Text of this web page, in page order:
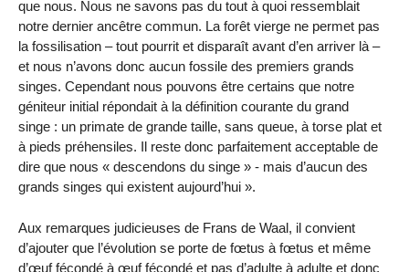
que nous. Nous ne savons pas du tout à quoi ressemblait
notre dernier ancêtre commun. La forêt vierge ne permet pas
la fossilisation – tout pourrit et disparaît avant d’en arriver là –
et nous n’avons donc aucun fossile des premiers grands
singes. Cependant nous pouvons être certains que notre
géniteur initial répondait à la définition courante du grand
singe : un primate de grande taille, sans queue, à torse plat et
à pieds préhensiles. Il reste donc parfaitement acceptable de
dire que nous « descendons du singe » - mais d’aucun des
grands singes qui existent aujourd’hui ».
Aux remarques judicieuses de Frans de Waal, il convient
d’ajouter que l’évolution se porte de fœtus à fœtus et même
d’œuf fécondé à œuf fécondé et pas d’adulte à adulte et donc